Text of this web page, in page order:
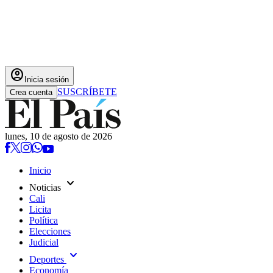
account_circle Inicia sesión
Crea cuenta SUSCRÍBETE
lunes, 10 de agosto de 2026
Inicio
Noticias expand_more
Cali
Licita
Política
Elecciones
Judicial
Deportes expand_more
Economía